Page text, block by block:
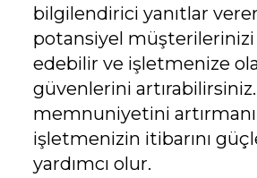
bilgilendirici yanıtlar
potansiyel
edebilir ve işletmenize
güvenlerini
memnuniyetini
işletmenizin itibarını
yardımcı olur.